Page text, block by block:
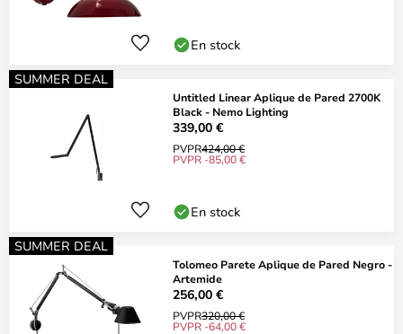
En stock
SUMMER DEAL
Untitled Linear Aplique de Pared 2700K
Black - Nemo Lighting
339,00 €
PVPR424,00 €
PVPR -85,00 €
En stock
SUMMER DEAL
Tolomeo Parete Aplique de Pared Negro -
Artemide
256,00 €
PVPR320,00 €
PVPR -64,00 €